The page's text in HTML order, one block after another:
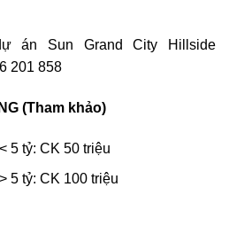
án Sun Grand City Hillside
201 858
(Tham khảo)
5 tỷ: CK 50 triệu
5 tỷ: CK 100 triệu